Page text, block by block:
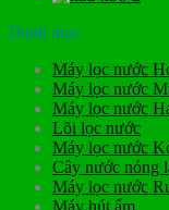
lượng
Danh mục
Máy lọc nước
Máy lọc nước
Máy lọc nước
Lõi lọc nước
Máy lọc nước
Cây nước nóng
Máy lọc nước
Máy hút ẩm